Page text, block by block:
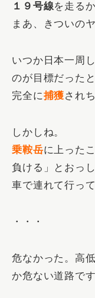
１９号線を走る
まあ、きついの
いつか日本一周
のが目標だったと
完全に捕獲され
しかしね。
乗鞍岳に上った
負ける」とおっ
車で連れて行っ
・・・
危なかった。高
か危ない道路で